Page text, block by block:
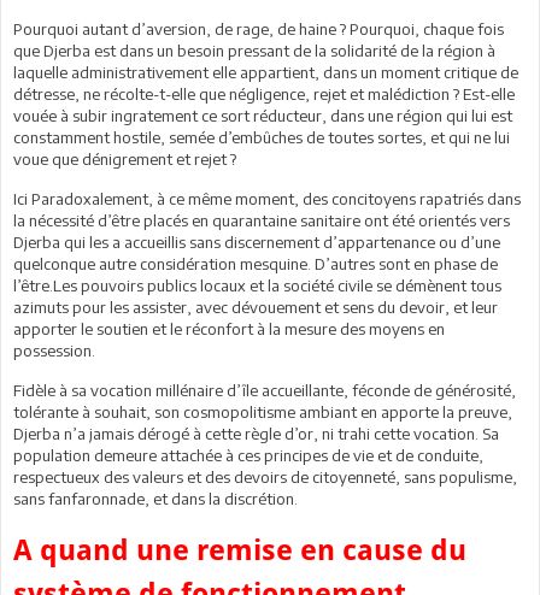
Pourquoi autant d’aversion, de rage, de haine ? Pourquoi, chaque fois
que Djerba est dans un besoin pressant de la solidarité de la région à
laquelle administrativement elle appartient, dans un moment critique de
détresse, ne récolte-t-elle que négligence, rejet et malédiction ? Est-elle
vouée à subir ingratement ce sort réducteur, dans une région qui lui est
constamment hostile, semée d’embûches de toutes sortes, et qui ne lui
voue que dénigrement et rejet ?
Ici Paradoxalement, à ce même moment, des concitoyens rapatriés dans
la nécessité d’être placés en quarantaine sanitaire ont été orientés vers
Djerba qui les a accueillis sans discernement d’appartenance ou d’une
quelconque autre considération mesquine. D’autres sont en phase de
l’être.Les pouvoirs publics locaux et la société civile se démènent tous
azimuts pour les assister, avec dévouement et sens du devoir, et leur
apporter le soutien et le réconfort à la mesure des moyens en
possession.
Fidèle à sa vocation millénaire d’île accueillante, féconde de générosité,
tolérante à souhait, son cosmopolitisme ambiant en apporte la preuve,
Djerba n’a jamais dérogé à cette règle d’or, ni trahi cette vocation. Sa
population demeure attachée à ces principes de vie et de conduite,
respectueux des valeurs et des devoirs de citoyenneté, sans populisme,
sans fanfaronnade, et dans la discrétion.
A quand une remise en cause du